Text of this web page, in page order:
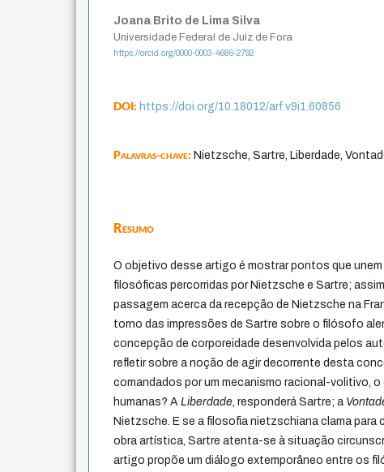
Joana Brito de Lima Silva
Universidade Federal de Juiz de Fora
https://orcid.org/0000-0003-4686-2792
DOI:https://doi.org/10.18012/arf.v9i1.60856
Palavras-chave:Nietzsche, Sartre, Liberdade,
Resumo
O objetivo desse artigo é mostrar pontos que unem
filosóficas percorridas por Nietzsche e Sartre;
passagem acerca da recepção de Nietzsche na
torno das impressões de Sartre sobre o filósofo
concepção de corporeidade desenvolvida pelos
refletir sobre a noção de agir decorrente desta
comandados por um mecanismo racional-volitivo, o
humanas? ALiberdade, responderá Sartre; a
Nietzsche. E se a filosofia nietzschiana clama para
obra artística, Sartre atenta-se à situação
artigo propõe um diálogo extemporâneo entre os